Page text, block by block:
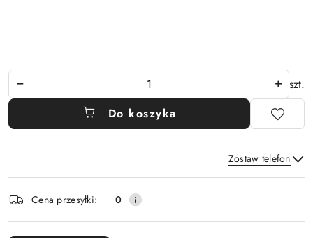
szt.
Do koszyka
Zostaw telefon
Wyślij
i
dostawa
Cena przesyłki: 0